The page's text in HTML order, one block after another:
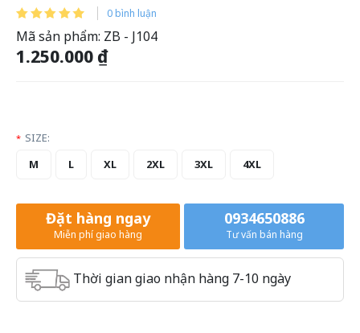
0 bình luận
Mã sản phẩm: ZB - J104
1.250.000 ₫
* SIZE:
M
L XL 2XL 3XL 4XL
Đặt hàng ngay
Miễn phí giao hàng
0934650886
Tư vấn bán hàng
Thời gian giao nhận hàng 7-10 ngày